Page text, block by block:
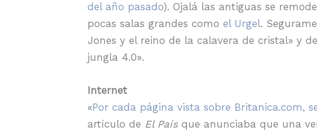
del año pasado). Ojalá las antiguas se
pocas salas grandes como el Urgel.
Jones y el reino de la calavera de cristal» y
jungla 4.0».
Internet
«Por cada página vista sobre Britanica.com,
artículo de El Paísque anunciaba que una